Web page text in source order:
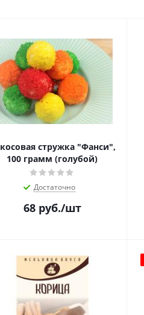
стружка "Фанси",
100 грамм (голубой)
Достаточно
68руб./шт